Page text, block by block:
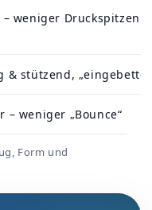
– weniger Druckspitzen
& stützend,
– weniger „Bounce“
Form und